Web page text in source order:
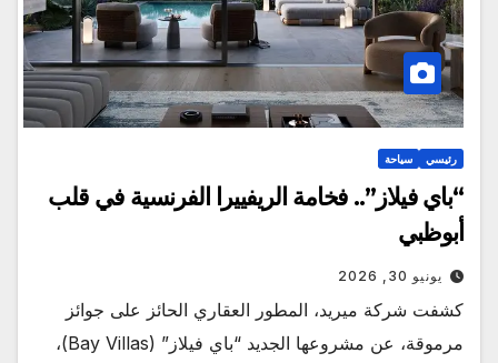
رئيسي سياحة
“باي فيلاز”.. فخامة الريفييرا الفرنسية في قلب
أبوظبي
يونيو 30, 2026
كشفت شركة ميريد، المطور العقاري الحائز على جوائز
مرموقة، عن مشروعها الجديد “باي فيلاز” (Bay Villas)،